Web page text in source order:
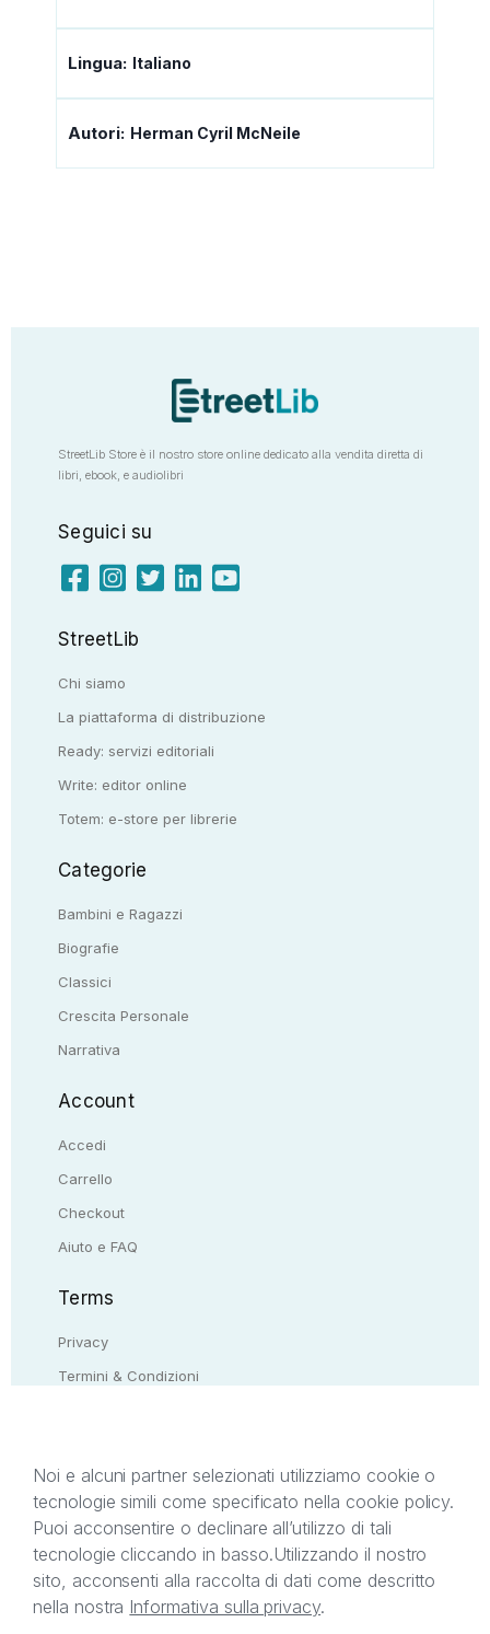
Lingua: Italiano
Autori: Herman Cyril McNeile
StreetLib Store è il nostro store online dedicato alla vendita diretta di
libri, ebook, e audiolibri
Seguici su
StreetLib
Chi siamo
La piattaforma di distribuzione
Ready: servizi editoriali
Write: editor online
Totem: e-store per librerie
Categorie
Bambini e Ragazzi
Biografie
Classici
Crescita Personale
Narrativa
Account
Accedi
Carrello
Checkout
Aiuto e FAQ
Terms
Privacy
Termini & Condizioni
Il presente sito web è di proprietà di StreetLib S.r.l.
titolare di tutti i diritti di proprietà intellettuale
afferenti ai marchi, loghi e segni distintivi presenti
sul sito web. Si invita l’utente a prendere visione
Noi e alcuni partner selezionati utilizziamo cookie o
tecnologie simili come specificato nella cookie policy.
Puoi acconsentire o declinare all’utilizzo di tali
tecnologie cliccando in basso.Utilizzando il nostro
sito, acconsenti alla raccolta di dati come descritto
nella nostra Informativa sulla privacy.